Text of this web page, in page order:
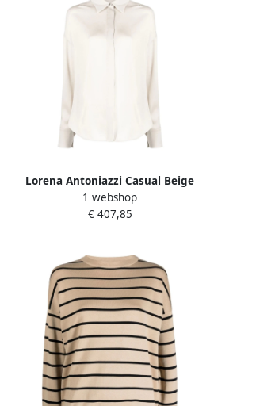
Lorena Antoniazzi Casual Beige
Lange Mouwen Shirt Beige
Dames
1 webshop
€ 407,85